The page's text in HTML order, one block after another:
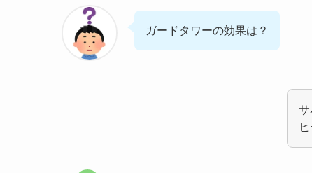
ガードタワーの効果は？
サ